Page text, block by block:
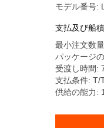
モデル番号:
支払及び船
最小注文数
パッケージ
受渡し時間:
支払条件: T/
供給の能力: